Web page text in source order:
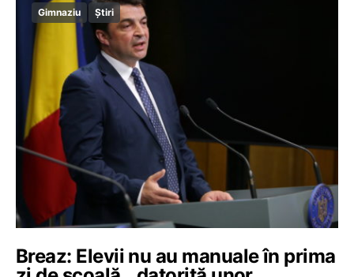
Gimnaziu Știri
Breaz: Elevii nu au manuale în prima